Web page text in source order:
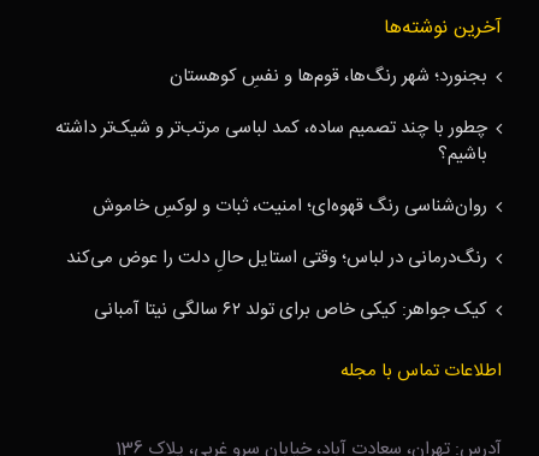
آخرین نوشته‌ها
بجنورد؛ شهر رنگ‌ها، قوم‌ها و نفسِ کوهستان
چطور با چند تصمیم ساده، کمد لباسی مرتب‌تر و شیک‌تر داشته
باشیم؟
روان‌شناسی رنگ قهوه‌ای؛ امنیت، ثبات و لوکسِ خاموش
رنگ‌درمانی در لباس؛ وقتی استایل حالِ دلت را عوض می‌کند
کیک جواهر: کیکی خاص برای تولد ۶۲ سالگی نیتا آمبانی
اطلاعات تماس با مجله
آدرس: تهران، سعادت آباد، خیابان سرو غربی، پلاک 136